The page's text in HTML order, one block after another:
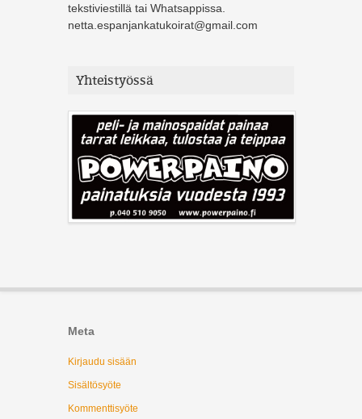
tekstiviestillä tai Whatsappissa.
netta.espanjankatukoirat@gmail.com
Yhteistyössä
Meta
Kirjaudu sisään
Sisältösyöte
Kommenttisyöte